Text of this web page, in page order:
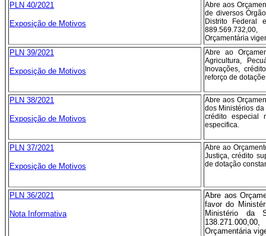
PLN 40/2021
Exposição de Motivos
Abre aos
de diversos
Distrito Federal
Orçamentária
PLN 39/2021
Exposição de Motivos
Abre ao
Agricultura,
Inovações,
reforço de
PLN 38/2021
Exposição de Motivos
Abre aos
dos Ministérios
crédito especial
especifica.
PLN 37/2021
Exposição de Motivos
Abre ao
Justiça, crédito
de dotação
PLN 36/2021
Nota Informativa
Abre aos
favor do
Ministério da
Orçamentária